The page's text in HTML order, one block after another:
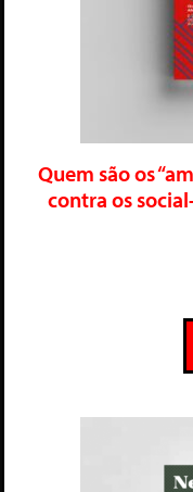
Quem são os
contra os